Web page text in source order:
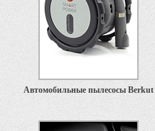
Автомобильные пылесосы Berkut